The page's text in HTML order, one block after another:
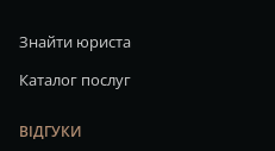
Знайти юриста
Каталог послуг
ВІДГУКИ